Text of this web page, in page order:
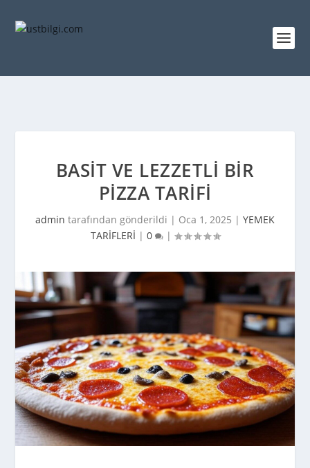
BASIT VE LEZZETLI BIR
PIZZA TARIFI
admin tarafından gönderildi | Oca 1, 2025 | YEMEK
TARİFLERİ | 0 |